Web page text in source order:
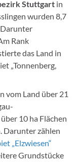
Stuttgart in
wurden 8,7
Rank
das Land in
„Tonnenberg,
vom Land über 21
10 ha Flächen
Darunter zählen
„Elzwiesen“
Grundstücke